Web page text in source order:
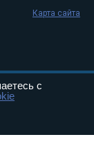
Карта сайта
с